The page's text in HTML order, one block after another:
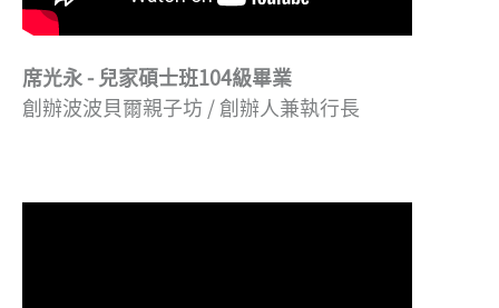
席光永 - 兒家碩士班104級畢業
創辦波波貝爾親子坊 / 創辦人兼執行長